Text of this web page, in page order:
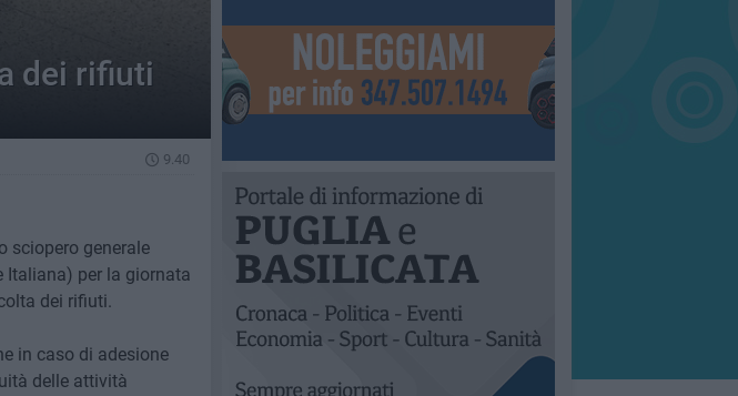
dei rifiuti
9.40
sciopero generale
Italiana) per la giornata
dei rifiuti.
in caso di adesione
delle attività